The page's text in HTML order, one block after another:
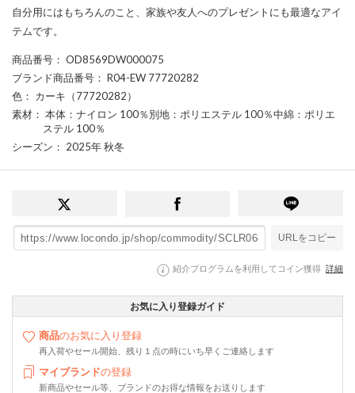
自分用にはもちろんのこと、家族や友人へのプレゼントにも最適なアイ
テムです。
商品番号 ： OD8569DW000075
ブランド商品番号 ： R04-EW 77720282
色 ： カーキ（77720282）
素材 ： 本体：ナイロン 100％別地：ポリエステル 100％中綿：ポリエ
ステル 100％
シーズン ： 2025年 秋冬
URLをコピー
紹介プログラムを利用してコイン獲得 詳細
お気に入り登録ガイド
商品のお気に入り登録
再入荷やセール開始、残り１点の時にいち早くご連絡します
マイブランドの登録
新商品やセール等、ブランドのお得な情報をお送りします